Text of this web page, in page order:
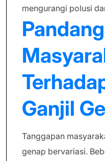
mengurangi polusi
Ganjil
Tanggapan
genap bervariasi.